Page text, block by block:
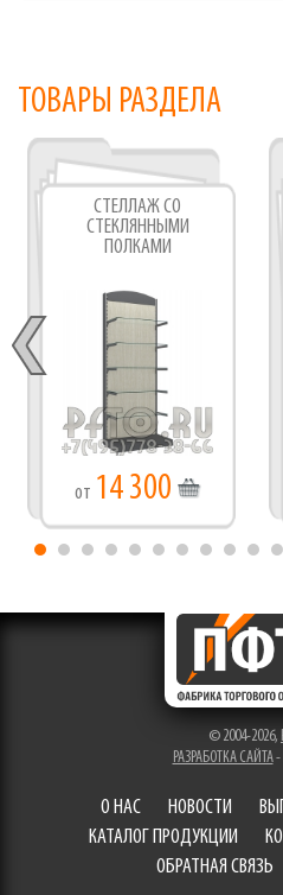
ТОВАРЫ РАЗДЕЛА
СТЕЛЛАЖ СО
СТЕКЛЯННЫМИ
ПОЛКАМИ
от 14 300
© 2004-2026,
РАЗРАБОТКА САЙТА-
О НАС НОВОСТИ
КАТАЛОГ ПРОДУКЦИИ
ОБРАТНАЯ СВЯЗЬ